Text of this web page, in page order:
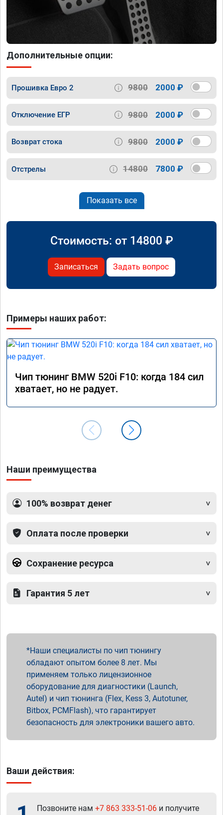
Дополнительные опции:
Прошивка Евро 2 9800 2000 ₽
Отключение ЕГР 9800 2000 ₽
Возврат стока 9800 2000 ₽
Отстрелы 14800 7800 ₽
Показать все
Стоимость: от 14800 ₽
Записаться Задать вопрос
Примеры наших работ:
Чип тюнинг BMW 520i F10: когда 184 сил
хватает, но не радует.
Наши преимущества
100% возврат денег
Оплата после проверки
Сохранение ресурса
Гарантия 5 лет
Наши специалисты по чип тюнингу
обладают опытом более 8 лет. Мы
применяем только лицензионное
оборудование для диагностики (Launch,
Autel) и чип тюнинга (Flex, Kess 3, Autotuner,
Bitbox, PCMFlash), что гарантирует
безопасность для электроники вашего авто.
Ваши действия:
Позвоните нам +7 863 333-51-06 и получите